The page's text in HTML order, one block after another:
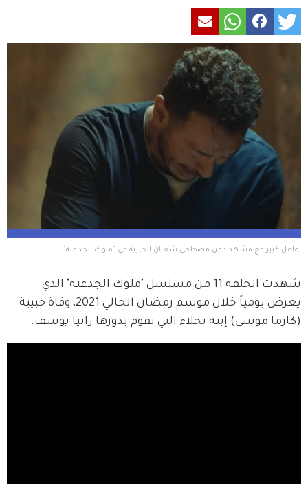
تفاعل كبير مع مشهد دفن مصطفى شعبان لـ حبيبة في "ملوك الجدعنة"
شهدت الحلقة 11 من مسلسل "ملوك الجدعنة" الذي
يعرض يومياً خلال موسم رمضان الحالي 2021، وفاة حبيبة
(كارما موسى) إبنة نجلاء التي تقوم بدورها رانيا يوسف.